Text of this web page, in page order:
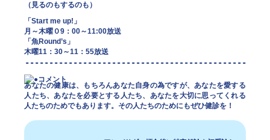
（見るのもするのも）
「Start me up!」
月～木曜０9：00～11:00放送
「魚Round’s」
木曜11：30～11：55放送
あなたの健康は、もちろんあなた自身の為ですが、あなたを愛する
人たち、あなたを必要とする人たち、あなたを大切に思ってくれる
人たちのためでもあります。その人たちのためにもぜひ健診を！